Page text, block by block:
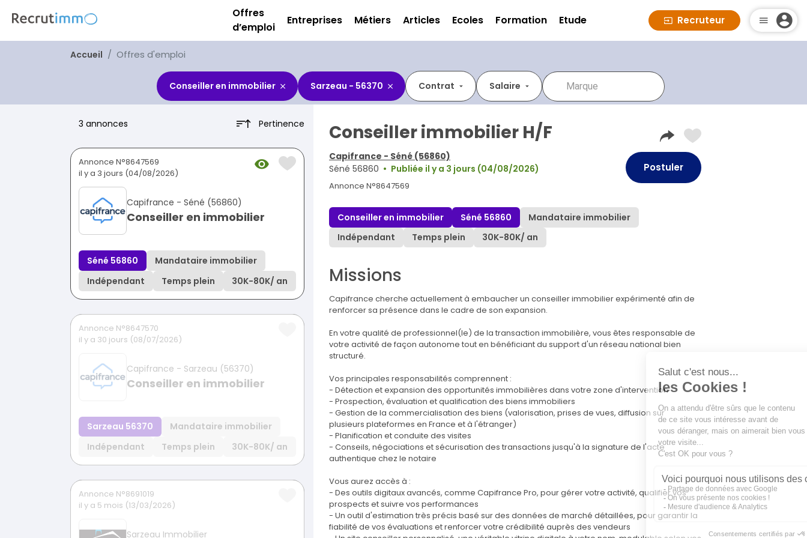
Offres
d’emploi
Entreprises Métiers Articles Ecoles Formation Etude Recruteur
Accueil Offres d'emploi
Conseiller en immobilier Sarzeau - 56370 Contrat Salaire
3 annonces Pertinence
Annonce N°8647569
il y a 3 jours (04/08/2026)
Capifrance - Séné (56860)
Conseiller en immobilier
Séné 56860
Mandataire immobilier
Indépendant
Temps plein 30K-80K/ an
Annonce N°8647570
il y a 30 jours (08/07/2026)
Capifrance - Sarzeau (56370)
Conseiller en immobilier
Sarzeau 56370
Mandataire immobilier
Indépendant
Temps plein 30K-80K/ an
Annonce N°8691019
il y a 5 mois (13/03/2026)
Sarzeau Immobilier
Conseiller immobilier H/F
Capifrance - Séné (56860)
Séné 56860
Publiée il y a 3 jours (04/08/2026)
Annonce N°8647569
Postuler
Conseiller en immobilier Séné 56860
Mandataire immobilier
Indépendant
Temps plein 30K-80K/ an
Missions
Capifrance cherche actuellement à embaucher un conseiller immobilier expérimenté afin de
renforcer sa présence dans le cadre de son expansion.
En votre qualité de professionnel(le) de la transaction immobilière, vous êtes responsable de
votre activité de façon autonome tout en bénéficiant du support d'un réseau national bien
structuré.
Vos principales responsabilités comprennent :
- Détection et expansion des opportunités immobilières dans votre zone d'intervention
- Prospection, évaluation et qualification des biens immobiliers
- Gestion de la commercialisation des biens (valorisation, prises de vues, diffusion sur
plusieurs plateformes en France et à l'étranger)
- Planification et conduite des visites
- Conseils, négociations et sécurisation des transactions jusqu'à la signature de l'acte
authentique chez le notaire
Vous aurez accès à :
- Des outils digitaux avancés, comme Capifrance Pro, pour gérer votre activité, qualifier vos
prospects et suivre vos performances
- Un outil d'estimation très précis basé sur des données de marché détaillées, pour garantir la
fiabilité de vos évaluations et renforcer votre crédibilité auprès des vendeurs